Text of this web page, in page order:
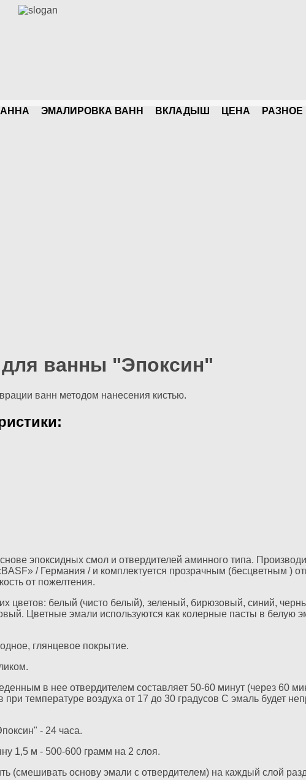
ЭМАЛИРОВКА ВАНН ВКЛАДЫШ ЦЕНA РАЗНОЕ
ванны "Эпоксин"
ванн методом нанесения кистью.
эпоксидных смол и отвердителей аминного типа.
/ Германия / и комплектуется прозрачным (бесцветным )
от пожелтения.
цветов: белый (чисто белый), зеленый, бирюзовый, синий,
Цветные эмали используются как колерные пасты в белую
глянцевое покрытие.
в нее отвердителем составляет 50-60 минут (через 60
температуре воздуха от 17 до 30 градусов С эмаль будет
- 24 часа.
1,5 м - 500-600 грамм на 2 слоя.
(смешивать основу эмали с отвердителем) на каждый слой